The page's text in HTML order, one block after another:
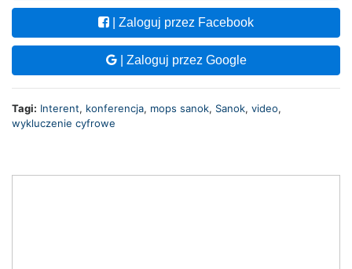
| Zaloguj przez Facebook
| Zaloguj przez Google
Tagi: Interent, konferencja, mops sanok, Sanok, video,
wykluczenie cyfrowe